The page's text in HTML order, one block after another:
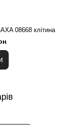
08668 клітина